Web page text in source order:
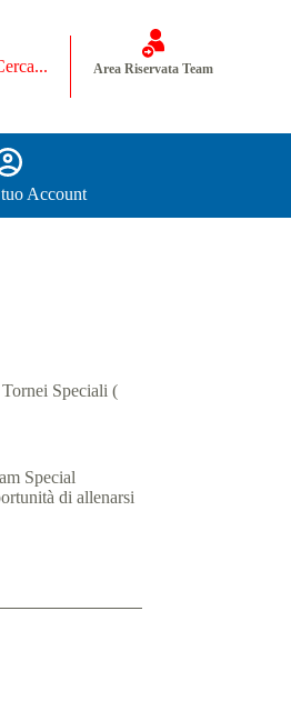
Area Riservata Team
Account
Speciali (
Special
di allenarsi